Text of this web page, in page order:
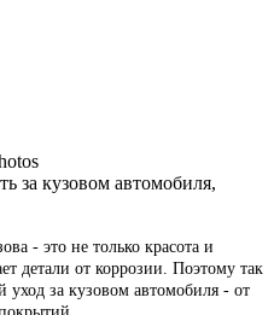
за кузовом автомобиля,
- это не только красота и
детали от коррозии. Поэтому так
уход за кузовом автомобиля - от